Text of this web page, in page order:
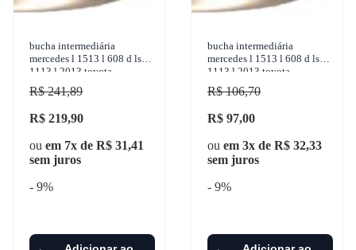
bucha intermediária
mercedes l 1513 l 608 d ls
1113 l 2013 toyota
bandeirante 1950-2001
sulcarbon - sc068-std
R$ 241,89
R$ 219,90
ou em 7x de R$ 31,41
sem juros
- 9%
bucha intermediária
mercedes l 1513 l 608 d ls
1113 l 2013 toyota
bandeirante 1950-2001
sulcarbon - sc090-3x
R$ 106,70
R$ 97,00
ou em 3x de R$ 32,33
sem juros
- 9%